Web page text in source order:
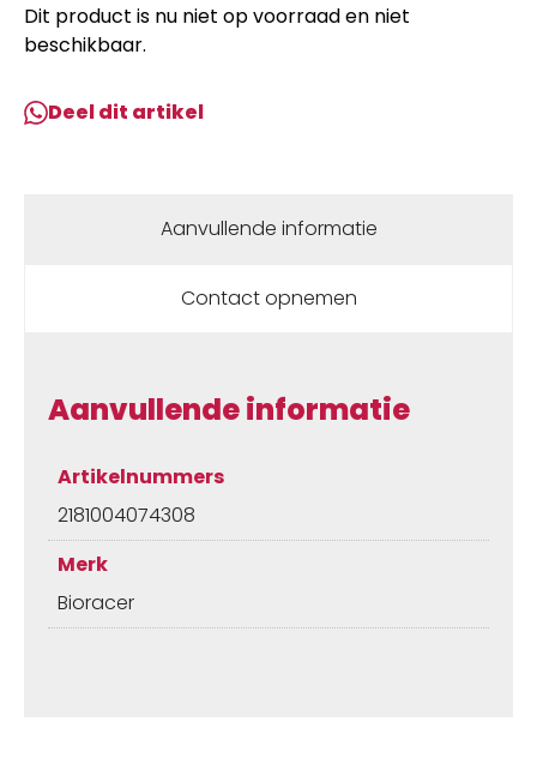
Dit product is nu niet op voorraad en niet
beschikbaar.
Deel dit artikel
Aanvullende informatie
Contact opnemen
Aanvullende informatie
Artikelnummers
2181004074308
Merk
Bioracer